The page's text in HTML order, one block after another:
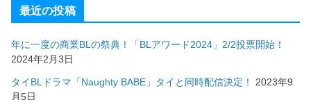
最近の投稿
年に一度の商業BLの祭典！「BLアワード2024」2/2投票開始！
2024年2月3日
タイBLドラマ「Naughty BABE」タイと同時配信決定！
2023年9
月5日